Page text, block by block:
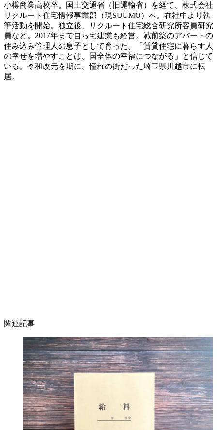
小樽商業高校卒。国土交通省（旧運輸省）を経て、株式会社
リクルート住宅情報事業部（現SUUMO）へ。在社中より執
筆活動を開始。独立後、リクルート住宅総合研究所客員研究
員など。2017年まで自ら宅建業も経営。戦前築のアパートの
住み込み管理人の息子として育った。「賃貸住宅に暮らす人
の幸せを増やすことは、国全体の幸福につながる」と信じて
いる。令和改元を期に、憧れの街だった埼玉県川越市に転
居。
関連記事